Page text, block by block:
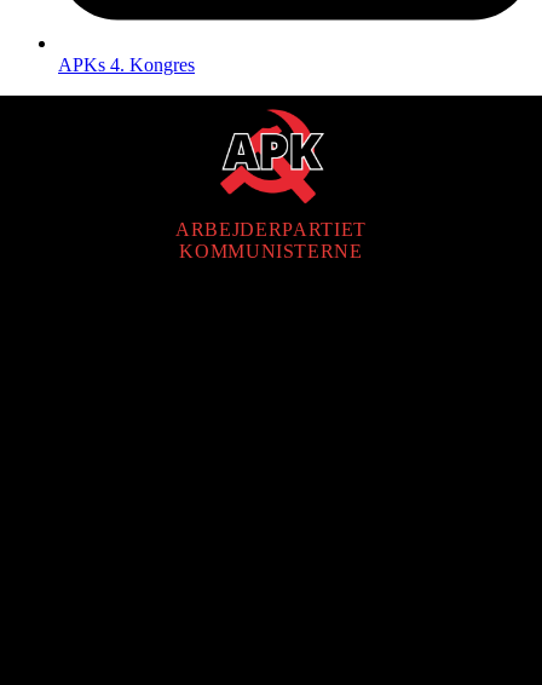
APKs 4. Kongres
ARBEJDERPARTIET
KOMMUNISTERNE